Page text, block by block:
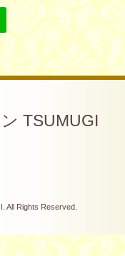
TSUMUGI
. All Rights Reserved.